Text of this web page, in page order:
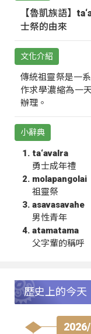
【魯凱族語】
士祭的由來
文化介紹
傳統祖靈祭是一
作求學濃縮為一
辦理。
小辭典
ta‘avalra
勇士成年禮
molapangolai
祖靈祭
asavasavahe
男性青年
atamatama
父字輩的稱呼
歷史上的今天